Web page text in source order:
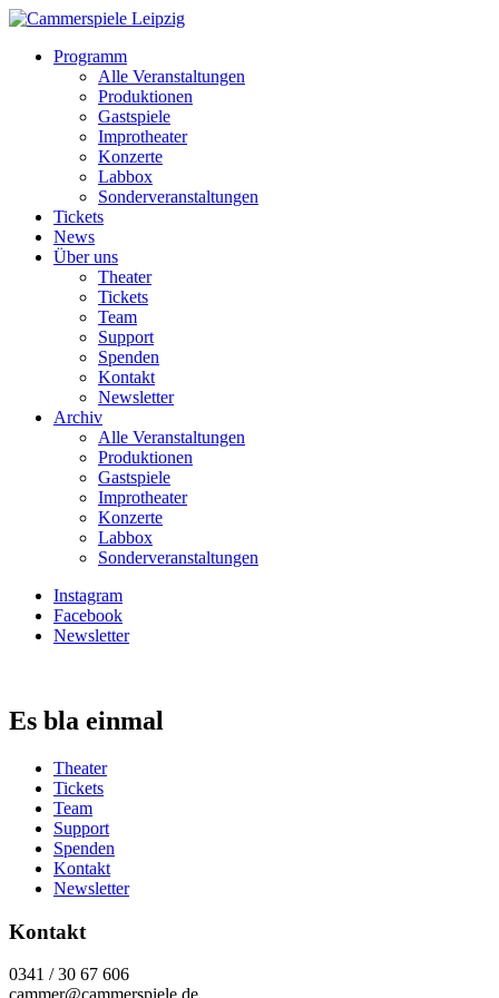
Programm
Alle Veranstaltungen
Produktionen
Gastspiele
Improtheater
Konzerte
Labbox
Sonderveranstaltungen
Tickets
News
Über uns
Theater
Tickets
Team
Support
Spenden
Kontakt
Newsletter
Archiv
Alle Veranstaltungen
Produktionen
Gastspiele
Improtheater
Konzerte
Labbox
Sonderveranstaltungen
Instagram
Facebook
Newsletter
Es bla einmal
Theater
Tickets
Team
Support
Spenden
Kontakt
Newsletter
Kontakt
0341 / 30 67 606